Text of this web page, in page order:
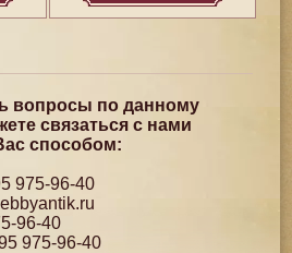
вопросы по данному
связаться с нами
способом:
975-96-40
96-40
975-96-40